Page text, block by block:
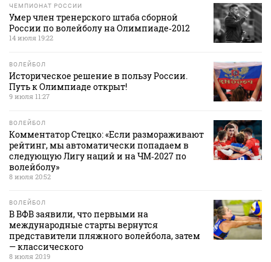
ЧЕМПИОНАТ РОССИИ
Умер член тренерского штаба сборной
России по волейболу на Олимпиаде‑2012
14 июля 19:22
ВОЛЕЙБОЛ
Историческое решение в пользу России.
Путь к Олимпиаде открыт!
9 июля 11:27
ВОЛЕЙБОЛ
Комментатор Стецко: «Если размораживают
рейтинг, мы автоматически попадаем в
следующую Лигу наций и на ЧМ‑2027 по
волейболу»
8 июля 20:52
ВОЛЕЙБОЛ
В ВФВ заявили, что первыми на
международные старты вернутся
представители пляжного волейбола, затем
— классического
8 июля 20:19